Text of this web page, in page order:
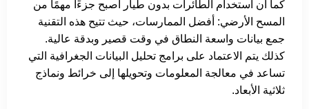
كما أن استخدام الطائرات بدون طيار أصبح جزءًا مهمًا من
المسح الأرضي: أفضل الممارسات، حيث تتيح هذه التقنية
جمع بيانات واسعة النطاق في وقت قصير وبدقة عالية.
كذلك يتم الاعتماد على برامج تحليل البيانات الجغرافية التي
تساعد في معالجة المعلومات وتحويلها إلى خرائط ونماذج
ثلاثية الأبعاد.